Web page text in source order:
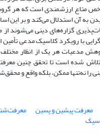
متاع ارزشمندی است که هر
به آن استدلال می‌کند و بر این
گزاره‌های دینی می‌شوند
با رویکرد کلاسیک مدعی
مدعیات هر یک از انظار
شده است تا تحقق چنین
را نه‌تنها ممکن، بلکه واقع و
معرفت پیشین و پسین